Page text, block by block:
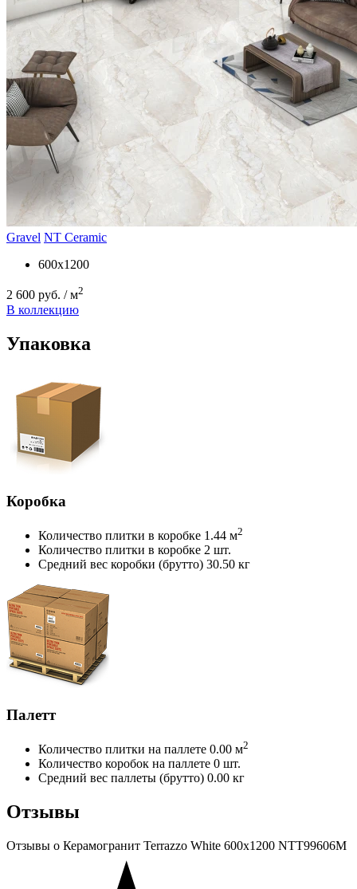
Gravel NT Ceramic
600x1200
2 600 руб. / м2
В коллекцию
Упаковка
Коробка
Количество плитки в коробке 1.44 м2
Количество плитки в коробке 2 шт.
Средний вес коробки (брутто) 30.50 кг
Палетт
Количество плитки на паллете 0.00 м2
Количество коробок на паллете 0 шт.
Средний вес паллеты (брутто) 0.00 кг
Отзывы
Отзывы о Керамогранит Terrazzo White 600x1200 NTT99606M